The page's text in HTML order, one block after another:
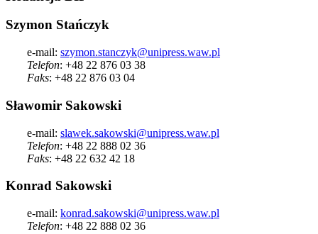
Szymon Stańczyk
e-mail: szymon.stanczyk@unipress.waw.pl
Telefon: +48 22 876 03 38
Faks: +48 22 876 03 04
Sławomir Sakowski
e-mail: slawek.sakowski@unipress.waw.pl
Telefon: +48 22 888 02 36
Faks: +48 22 632 42 18
Konrad Sakowski
e-mail: konrad.sakowski@unipress.waw.pl
Telefon: +48 22 888 02 36